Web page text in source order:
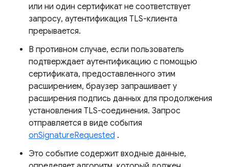
или ни один сертификат не соответствует
запросу, аутентификация TLS-клиента
прерывается.
В противном случае, если пользователь
подтверждает аутентификацию с помощью
сертификата, предоставленного этим
расширением, браузер запрашивает у
расширения подпись данных для продолжения
установления TLS-соединения. Запрос
отправляется в виде события
onSignatureRequested .
Это событие содержит входные данные,